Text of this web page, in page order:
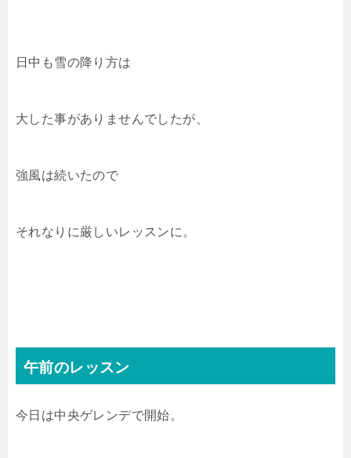
日中も雪の降り方は
大した事がありませんでしたが、
強風は続いたので
それなりに厳しいレッスンに。
午前のレッスン
今日は中央ゲレンデで開始。